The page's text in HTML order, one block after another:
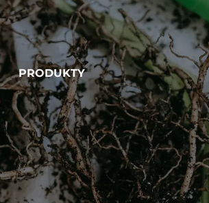
PRODUKTY